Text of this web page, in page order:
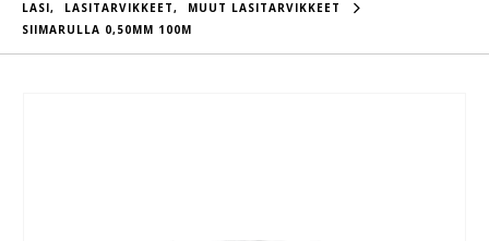
LASI, LASITARVIKKEET,
MUUT LASITARVIKKEET
SIIMARULLA 0,50MM 100M